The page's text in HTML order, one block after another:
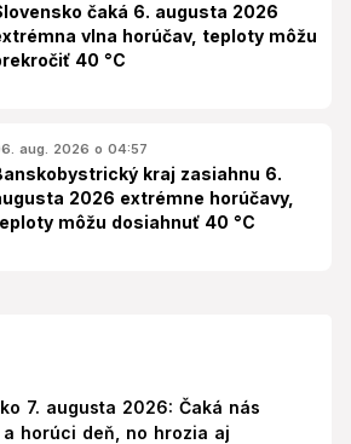
čaká 6. augusta 2026
vlna horúčav, teploty môžu
40 °C
aug. 2026 o 04:57
kraj zasiahnu 6.
2026 extrémne horúčavy,
môžu dosiahnuť 40 °C
7. augusta 2026: Čaká nás
horúci deň, no hrozia aj